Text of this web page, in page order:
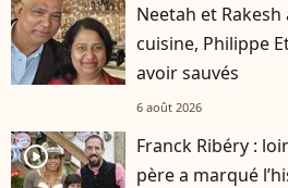
Neetah et
cuisine, Philippe
avoir sauvés
6 août 2026
player2
Franck Ribéry :
père a marqué